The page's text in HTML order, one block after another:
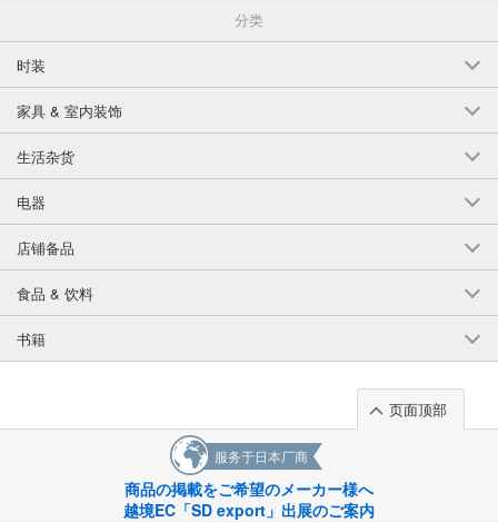
分类
时装
家具 & 室内装饰
生活杂货
电器
店铺备品
食品 & 饮料
书籍
页面顶部
服务于日本厂商
商品の掲載をご希望のメーカー様へ
越境EC「SD export」出展のご案内